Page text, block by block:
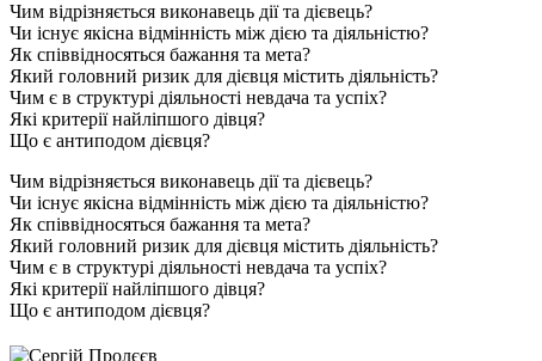
Чим відрізняється виконавець дії та дієвець?
Чи існує якісна відмінність між дією та діяльністю?
Як співвідносяться бажання та мета?
Який головний ризик для дієвця містить діяльність?
Чим є в структурі діяльності невдача та успіх?
Які критерії найліпшого дівця?
Що є антиподом дієвця?
Чим відрізняється виконавець дії та дієвець?
Чи існує якісна відмінність між дією та діяльністю?
Як співвідносяться бажання та мета?
Який головний ризик для дієвця містить діяльність?
Чим є в структурі діяльності невдача та успіх?
Які критерії найліпшого дівця?
Що є антиподом дієвця?